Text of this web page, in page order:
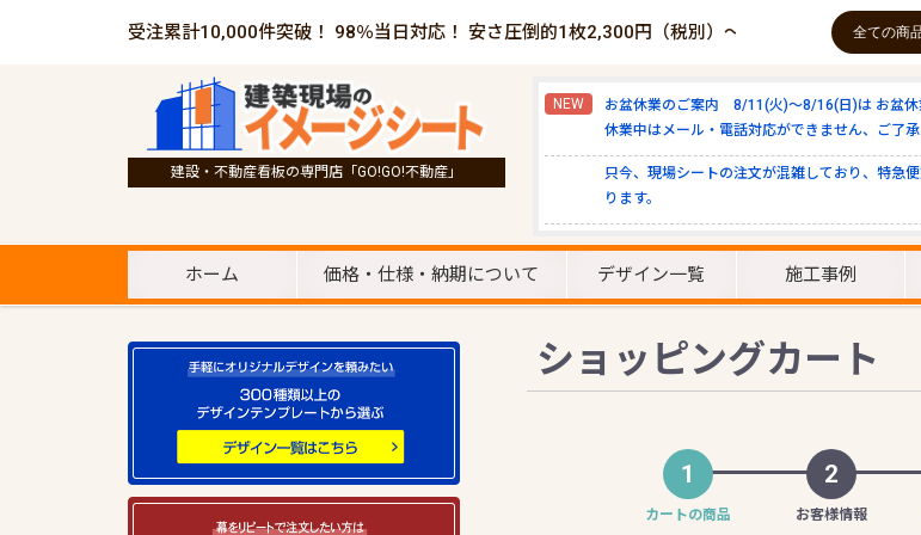
受注累計10,000件突破！ 98％当日対応！ 安さ圧倒的1枚2,300円（税別）～！
建設・不動産看板の専門店「GO!GO!不動産」
NEW
お盆休業のご案内 8/11(火)～8/16(日)は お盆休
休業中はメール・電話対応ができません、ご了承
只今、現場シートの注文が混雑しており、特急
ります。
ホーム 価格・仕様・納期について デザイン一覧 施工事例
ショッピングカート
1
カートの商品
2
お客様情報